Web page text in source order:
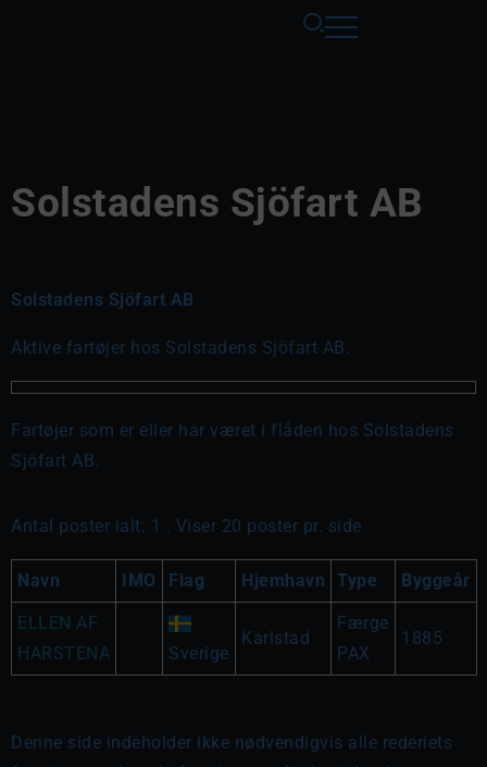
Solstadens Sjöfart AB
Solstadens Sjöfart AB
Aktive fartøjer hos Solstadens Sjöfart AB.
Fartøjer som er eller har været i flåden hos Solstadens
Sjöfart AB.
Antal poster ialt: 1 . Viser 20 poster pr. side
Navn IMO Flag Hjemhavn Type Byggeår
ELLEN AF
HARSTENA
Sverige
Karlstad
Færge
PAX
1885
Denne side indeholder ikke nødvendigvis alle rederiets